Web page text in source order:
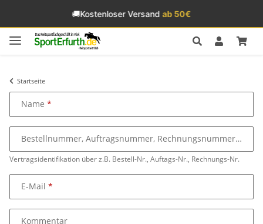
🚚Kostenloser Versandab 50€
Startseite
Name
Vertragsidentifikation über z.B. Bestell-Nr., Auftags-Nr., Rechnungs-Nr.
Bestellnummer, Auftragsnummer, Rechnungsnummer
E-Mail
Kommentar